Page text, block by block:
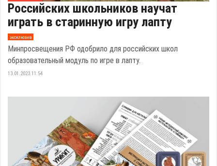
Российских школьников научат
играть в старинную игру лапту
эксклюзив
Минпросвещения РФ одобрило для российских школ
образовательный модуль по игре в лапту.
13.01.2023 11:54